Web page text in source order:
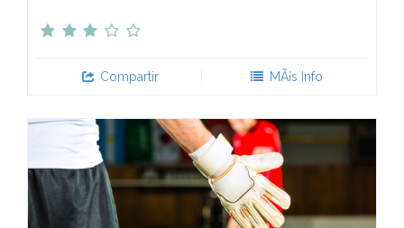
Compartir MÃ¡s Info